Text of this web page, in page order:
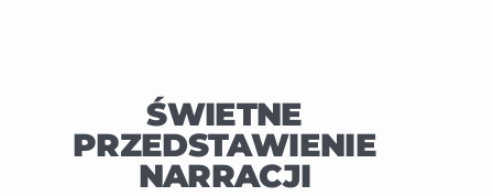
ŚWIETNE
PRZEDSTAWIENIE
NARRACJI